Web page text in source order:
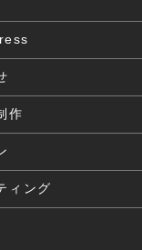
作
ィング